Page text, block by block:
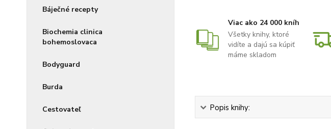
Báječné recepty
Biochemia clinica
bohemoslovaca
Bodyguard
Burda
Cestovateľ
Viac ako 24 000 kníh
Všetky knihy, ktoré
vidíte a dajú sa kúpiť
máme skladom
Popis knihy: